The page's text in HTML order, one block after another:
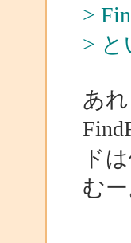
>
> と
あれ
ド
む